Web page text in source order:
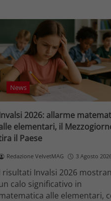
News
2026: allarme
elementari, il
il Paese
Redazione VelvetMAG 3 Agosto
risultati Invalsi 2026
calo significativo in
alle elementari,